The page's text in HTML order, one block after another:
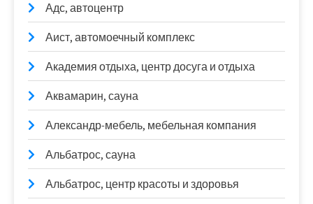
Адс, автоцентр
Аист, автомоечный комплекс
Академия отдыха, центр досуга и отдыха
Аквамарин, сауна
Александр-мебель, мебельная компания
Альбатрос, сауна
Альбатрос, центр красоты и здоровья